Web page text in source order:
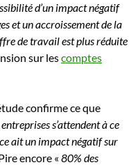
d’un impact négatif
et un accroissement de la
de travail est plus réduite
sur lescomptes
confirme ce que
s’attendent à ce
ait un impact négatif sur
encore « 80% des